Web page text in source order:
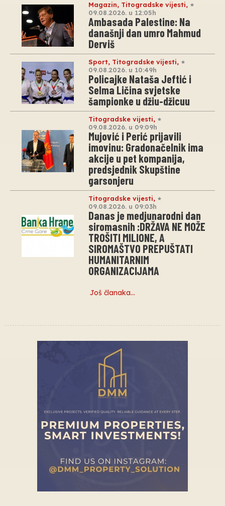
Magazin, Titogradske vijesti,
09.08.2026. u 12:05h
Ambasada Palestine: Na
današnji dan umro Mahmud
Derviš
Sport, Titogradske vijesti,
09.08.2026. u 10:49h
Policajke Nataša Jeftić i
Selma Ličina svjetske
šampionke u džiu-džicuu
Titogradske vijesti,
09.08.2026. u 09:09h
Mujović i Perić prijavili
imovinu: Gradonačelnik ima
akcije u pet kompanija,
predsjednik Skupštine
garsonjeru
Titogradske vijesti,
09.08.2026. u 09:03h
Danas je medjunarodni dan
siromasnih :DRŽAVA NE MOŽE
TROŠITI MILIONE, A
SIROMAŠTVO PREPUŠTATI
HUMANITARNIM
ORGANIZACIJAMA
Još članaka…